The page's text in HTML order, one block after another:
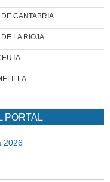
CANTABRIA
LA RIOJA
PORTAL
2026